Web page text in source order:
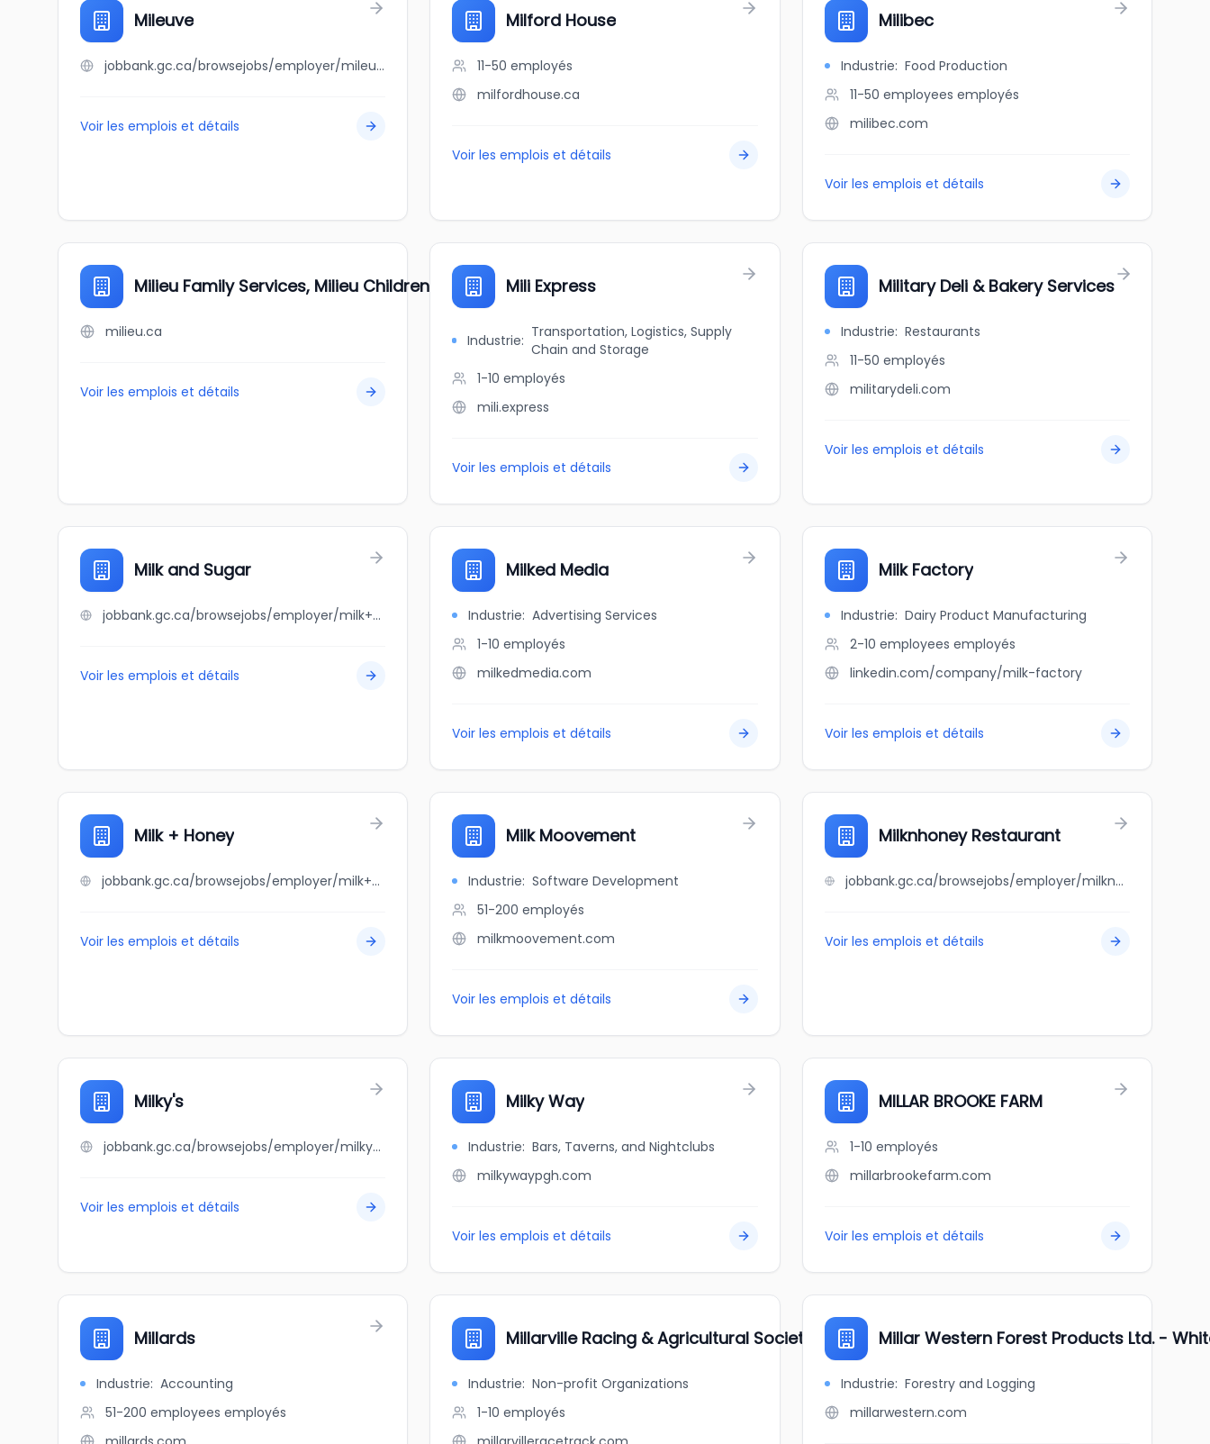
Mileuve
jobbank.gc.ca/browsejobs/employer/mileuve/ca
Voir les emplois et détails
Milford House
11-50 employés
milfordhouse.ca
Voir les emplois et détails
Milibec
Industrie: Food Production
11-50 employees employés
milibec.com
Voir les emplois et détails
Milieu Family Services, Milieu Children & Family Services, SVYC
milieu.ca
Voir les emplois et détails
Mili Express
Industrie: Transportation, Logistics, Supply
Chain and Storage
1-10 employés
mili.express
Voir les emplois et détails
Military Deli & Bakery Services
Industrie: Restaurants
11-50 employés
militarydeli.com
Voir les emplois et détails
Milk and Sugar
jobbank.gc.ca/browsejobs/employer/milk+and+sugar/ca
Voir les emplois et détails
Milked Media
Industrie: Advertising Services
1-10 employés
milkedmedia.com
Voir les emplois et détails
Milk Factory
Industrie: Dairy Product Manufacturing
2-10 employees employés
linkedin.com/company/milk-factory
Voir les emplois et détails
Milk + Honey
jobbank.gc.ca/browsejobs/employer/milk+%2B+honey/ca
Voir les emplois et détails
Milk Moovement
Industrie: Software Development
51-200 employés
milkmoovement.com
Voir les emplois et détails
Milknhoney Restaurant
jobbank.gc.ca/browsejobs/employer/milknhoney+restaurant/ca
Voir les emplois et détails
Milky's
jobbank.gc.ca/browsejobs/employer/milky%27s/ca
Voir les emplois et détails
Milky Way
Industrie: Bars, Taverns, and Nightclubs
milkywaypgh.com
Voir les emplois et détails
MILLAR BROOKE FARM
1-10 employés
millarbrookefarm.com
Voir les emplois et détails
Millards
Industrie: Accounting
51-200 employees employés
Millarville Racing & Agricultural Society
Industrie: Non-profit Organizations
1-10 employés
Millar Western Forest Products Ltd. -
Industrie: Forestry and Logging
millarwestern.com